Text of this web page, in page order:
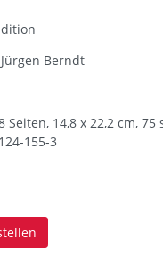
Berndt
Seiten, 14,8 x 22,2 cm, 75
155-3